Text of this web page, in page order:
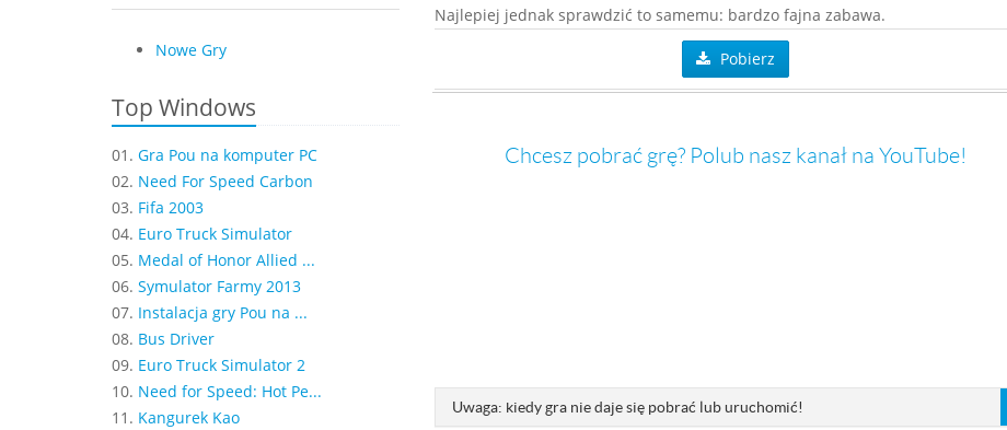
Nowe Gry
Top Windows
01. Gra Pou na komputer PC
02. Need For Speed Carbon
03. Fifa 2003
04. Euro Truck Simulator
05. Medal of Honor Allied ...
06. Symulator Farmy 2013
07. Instalacja gry Pou na ...
08. Bus Driver
09. Euro Truck Simulator 2
10. Need for Speed: Hot Pe...
11. Kangurek Kao
Najlepiej jednak sprawdzić to samemu: bardzo fajna zabawa.
Pobierz
Chcesz pobrać grę? Polub nasz kanał na YouTube!
Uwaga: kiedy gra nie daje się pobrać lub uruchomić!